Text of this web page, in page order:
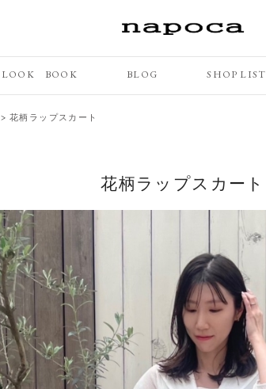
LOOK BOOK BLOG SHOP LIST
>花柄ラップスカート
花柄ラップスカート